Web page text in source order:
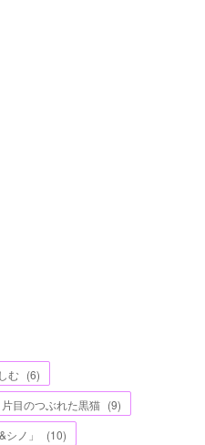
む (6)
目のつぶれた黒猫 (9)
ノ」
(10)